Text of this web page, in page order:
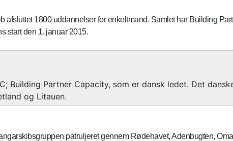
1800 uddannelser for enkeltmand. Samlet har Building
start den 1. januar 2015.
Building Partner Capacity, som er dansk ledet. Det
og Litauen.
patruljeret gennem Rødehavet, Adenbugten,